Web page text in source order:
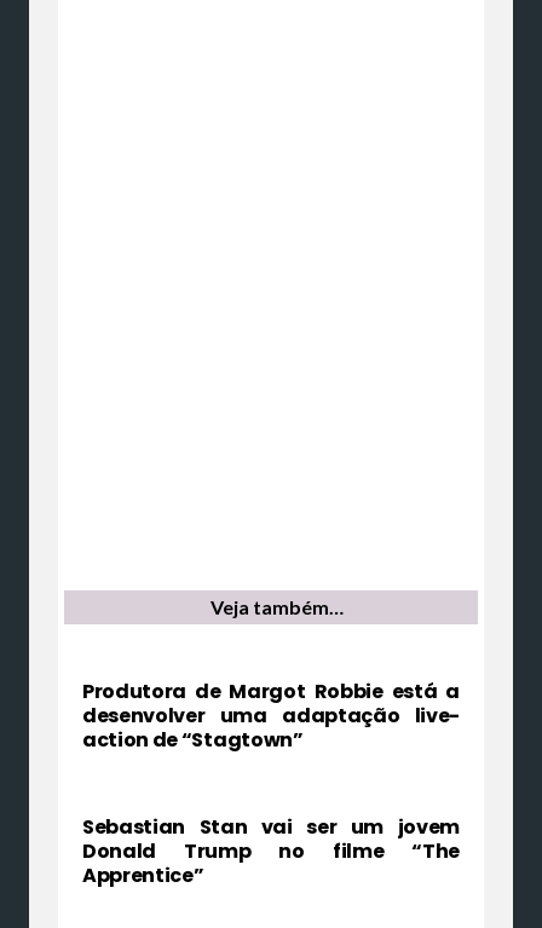
Veja também…
Produtora de Margot Robbie está a
desenvolver uma adaptação live-
action de “Stagtown”
Sebastian Stan vai ser um jovem
Donald Trump no filme “The
Apprentice”